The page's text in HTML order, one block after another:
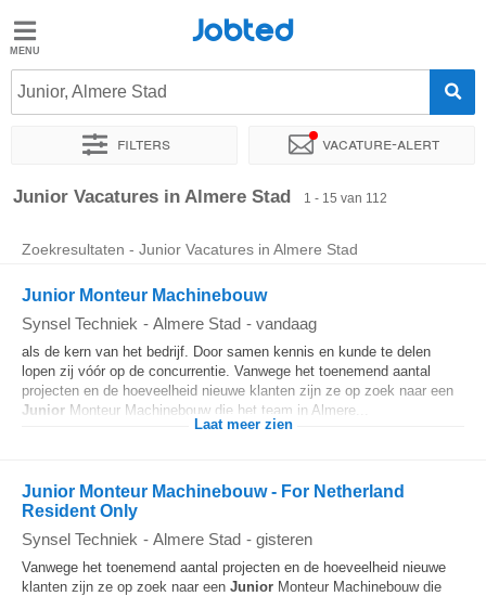
Jobted
Vacatures
Salarissen
Jobted
Junior, Almere Stad
Filters Vacature-alert
Sorteer op Exacte locatie Bedrijf Uitzendbureau
Junior Vacatures in Almere Stad 1 - 15 van 112
Zoekresultaten - Junior Vacatures in Almere Stad
Junior Monteur Machinebouw
Synsel Techniek - Almere Stad - vandaag
als de kern van het bedrijf. Door samen kennis en kunde te delen
lopen zij vóór op de concurrentie. Vanwege het toenemend aantal
projecten en de hoeveelheid nieuwe klanten zijn ze op zoek naar een
Junior Monteur Machinebouw die het team in Almere...
Laat meer zien
Junior Monteur Machinebouw - For Netherland
Resident Only
Synsel Techniek - Almere Stad - gisteren
Vanwege het toenemend aantal projecten en de hoeveelheid nieuwe
klanten zijn ze op zoek naar een Junior Monteur Machinebouw die